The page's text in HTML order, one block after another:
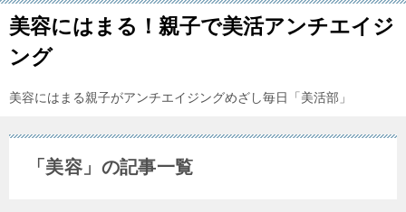
美容にはまる！親子で美活アンチエイジ
ング
美容にはまる親子がアンチエイジングめざし毎日「美活部」
「美容」の記事一覧